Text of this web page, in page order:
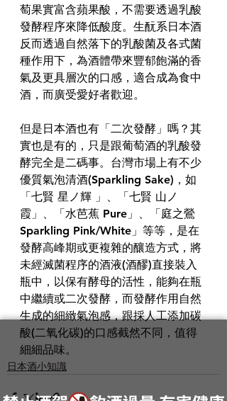
萄果實富含蘋果酸，不需要透過乳酸
發酵程序來降低酸度。生酛系日本酒
反而透過自然落下的乳酸菌及各式菌
種作用下，為酒體帶來豐郁飽滿的香
氣及更具層次的口感，適合成為食中
酒，而廣受愛好者歡迎。
但是日本酒也有「二次發酵」嗎？其
實也是有的，只是跟葡萄酒的乳酸發
酵完全是二碼事。台灣市場上有不少
優質氣泡清酒(Sparkling Sake)，如
「七賢 星ノ輝 」、「七賢 山ノ
霞」、「水芭蕉 Pure」、「庭之鶯
Sparkling Pink/White」等等，是在
發酵高峰期或更複雜的釀造方式，將
未經滅菌程序的酒液(酒醪)直接裝入
瓶中，以保有酵母的活性，能夠在瓶
中繼續或二次發酵，而發酵作用自然
生成的細緻氣泡感，跟採人工添加碳
酸(二氧化碳)的口感截然不同，值得
細細品味。
日本酒小知識